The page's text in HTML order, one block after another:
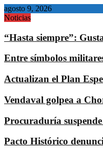
agosto 9, 2026
Noticias
“Hasta siempre”:
Entre símbolos
Actualizan el Plan
Vendaval golpea a
Procuraduría
Pacto Histórico